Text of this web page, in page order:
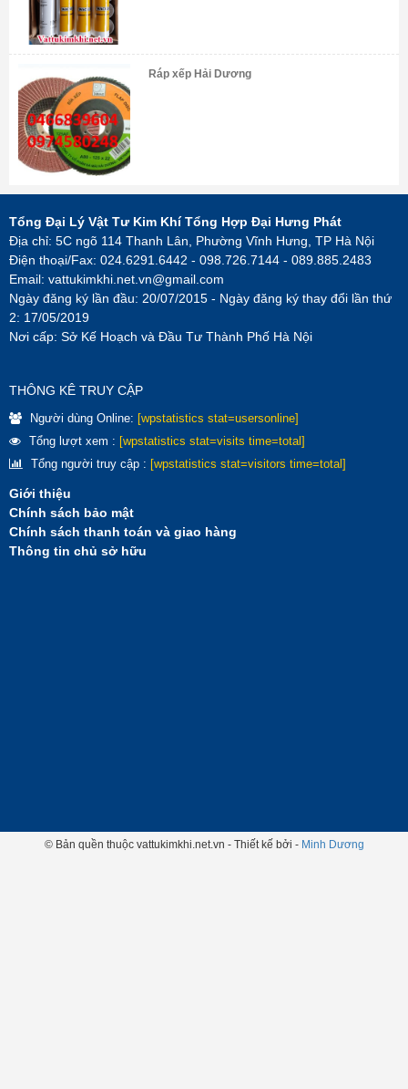
Ráp xếp Hải Dương
Tổng Đại Lý Vật Tư Kim Khí Tổng Hợp Đại Hưng Phát
Địa chỉ: 5C ngõ 114 Thanh Lân, Phường Vĩnh Hưng, TP Hà Nội
Điện thoại/Fax: 024.6291.6442 - 098.726.7144 - 089.885.2483
Email: vattukimkhi.net.vn@gmail.com
Ngày đăng ký lần đầu: 20/07/2015 - Ngày đăng ký thay đổi lần thứ
2: 17/05/2019
Nơi cấp: Sở Kế Hoạch và Đầu Tư Thành Phố Hà Nội
THÔNG KÊ TRUY CẬP
Người dùng Online: [wpstatistics stat=usersonline]
Tổng lượt xem : [wpstatistics stat=visits time=total]
Tổng người truy cập : [wpstatistics stat=visitors time=total]
Giới thiệu
Chính sách bảo mật
Chính sách thanh toán và giao hàng
Thông tin chủ sở hữu
© Bản quền thuộc vattukimkhi.net.vn - Thiết kế bởi - Minh Dương